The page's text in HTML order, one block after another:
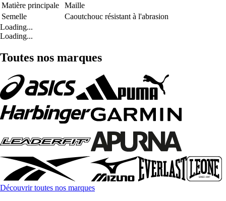
Matière principale
Maille
Semelle
Caoutchouc résistant à l'abrasion
Loading...
Loading...
Toutes nos marques
Découvrir toutes nos marques